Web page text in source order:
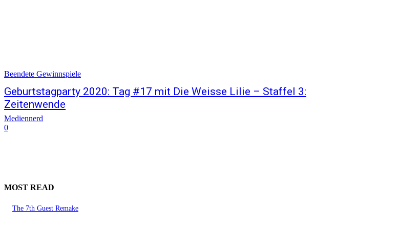
Beendete Gewinnspiele
Geburtstagparty 2020: Tag #17 mit Die Weisse Lilie – Staffel 3:
Zeitenwende
Mediennerd
0
MOST READ
The 7th Guest Remake